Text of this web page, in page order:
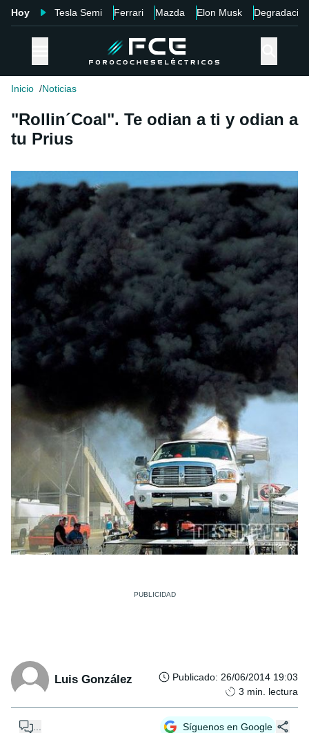
Hoy Tesla Semi Ferrari Mazda Elon Musk Degradación
Inicio Noticias
"Rollin´Coal". Te odian a ti y odian a
tu Prius
Luis González Publicado: 26/06/2014 19:03
3 min. lectura
Síguenos en Google